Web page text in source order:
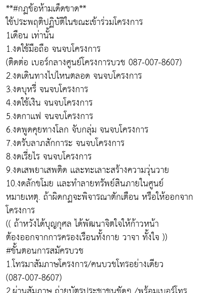
**#กฏข้อห้ามเด็ดขาด**
ใช้ประพฤติปฏิบัติในขณะเข้าร่วมโครงการ
1เดือน เท่านั้น
1.งดใช้มือถือ จนจบโครงการ
(ติดต่อ เบอร์กลางศูนย์โครงการบวช 087-007-8607)
2.งดเดินทางไปไหนตลอด จนจบโครงการ
3.งดบุหรี่ จนจบโครงการ
4.งดใช้เงิน จนจบโครงการ
5.งดกาเเฟ จนจบโครงการ
6.งดพูดคุยทางโลก จับกลุ่ม จนจบโครงการ
7.งดรับลาภสักการะ จนจบโครงการ
8.งดเรี่ยไร จนจบโครงการ
9.งดเสพยาเสพติด เเละทะเลาะสร้างความวุ่นวาย
10.งดลักขโมย เเละทำลายทรัพย์สินภายในศูนย์
หมายเหตุ. ถ้าผิดกฏจะพิจารณาตักเตือน หรือให้ออกจาก
โครงการ
(( ถ้าหวังได้บุญกุศล ได้พัฒนาจิตใจให้ก้าวหน้า
ต้องออกจากการครองเรือนทั้งกาย วาจา ทั้งใจ ))
#ขั้นตอนการสมัครบวช
1.โทรมาสัมภาษโครงการ/คนบวชโทรอย่างเดียว
(087-007-8607)